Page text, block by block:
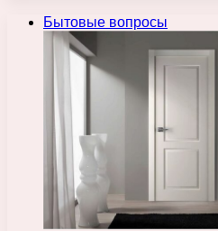
Бытовые вопросы